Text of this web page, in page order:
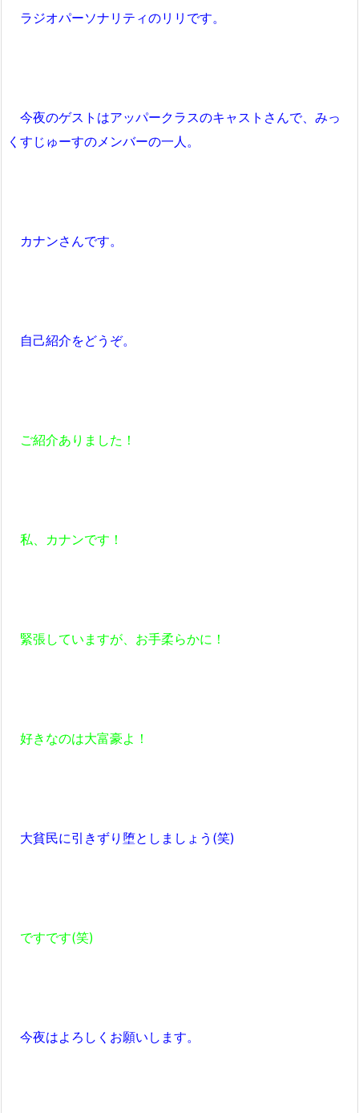
ラジオパーソナリティのリリです。
今夜のゲストはアッパークラスのキャストさんで、みっ
くすじゅーすのメンバーの一人。
カナンさんです。
自己紹介をどうぞ。
ご紹介ありました！
私、カナンです！
緊張していますが、お手柔らかに！
好きなのは大富豪よ！
大貧民に引きずり堕としましょう(笑)
ですです(笑)
今夜はよろしくお願いします。